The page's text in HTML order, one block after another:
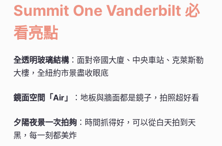
Summit One Vanderbilt 必
看亮點
全透明玻璃結構：面對帝國大廈、中央車站、克萊斯勒
大樓，全紐約市景盡收眼底
鏡面空間「Air」 ：地板與牆面都是鏡子，拍照超好看
夕陽夜景一次拍夠：時間抓得好，可以從白天拍到天
黑，每一刻都美炸